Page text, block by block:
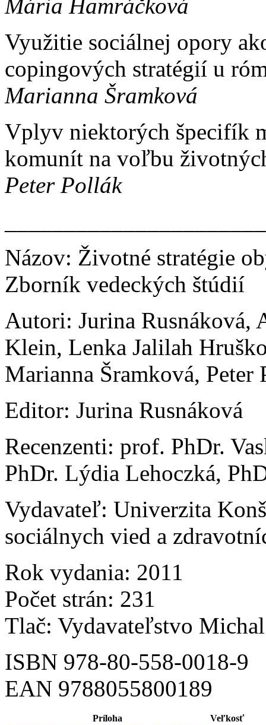
Mária Hamráčková
Využitie sociálnej opory
copingových stratégií u
Marianna Šramková
Vplyv niektorých špecifík
komunít na voľbu
Peter Pollák
Názov: Životné stratégie
Zborník vedeckých štúdií
Autori: Jurina Rusnáková,
Klein, Lenka Jalilah
Marianna Šramková, Peter
Editor: Jurina Rusnáková
Recenzenti: prof. PhDr.
PhDr. Lýdia Lehoczká,
Vydavateľ: Univerzita
sociálnych vied a
Rok vydania: 2011
Počet strán: 231
Tlač: Vydavateľstvo
ISBN 978-80-558-0018-9
EAN 9788055800189
Príloha
Veľkosť